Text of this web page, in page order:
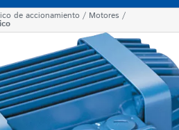
de accionamiento Motores